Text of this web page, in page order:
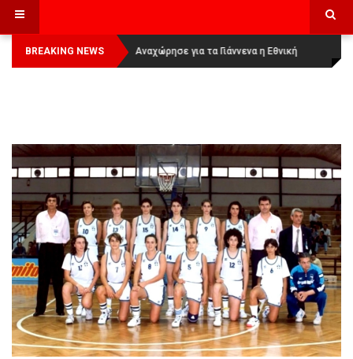
BREAKING NEWS
Οι Πάνθηρες Καβάλας στην Women
Basketball League 1
Αναχώρησε για τα Γιάννενα η Εθνική
Γυναικών: